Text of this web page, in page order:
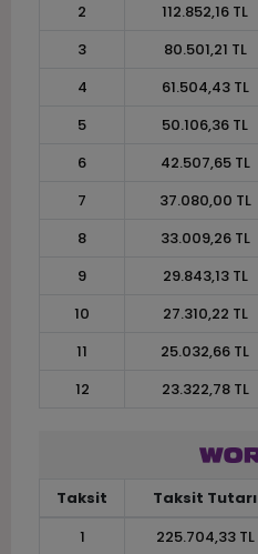
2
112.852,16 TL
3
80.501,21 TL
4
61.504,43 TL
5
50.106,36 TL
6
42.507,65 TL
7
37.080,00 TL
8
33.009,26 TL
9
29.843,13 TL
10
27.310,22 TL
11
25.032,66 TL
12
23.322,78 TL
Taksit Taksit Tutarı
1
225.704,33 TL